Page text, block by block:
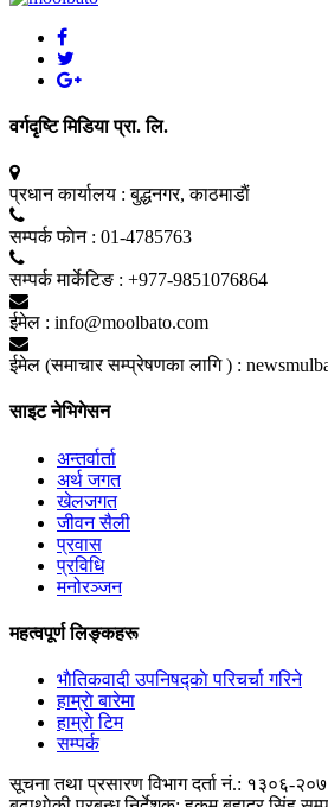
वर्गदृष्टि मिडिया प्रा. लि.
प्रधान कार्यालय : बुद्धनगर, काठमाडाैं
सम्पर्क फाेन : 01-4785763
सम्पर्क मार्केटिङ : +977-9851076864
ईमेल : info@moolbato.com
ईमेल (समाचार सम्प्रेषणका लागि ) :
साइट नेभिगेसन
अन्तर्वार्ता
अर्थ जगत
खेलजगत
जीवन सैली
प्रवास
प्रविधि
मनोरञ्जन
महत्वपूर्ण लिङ्कहरू
भाैतिकवादी उपनिषद्काे परिचर्चा गरिने
हाम्राे बारेमा
हाम्राे टिम
सम्पर्क
सूचना तथा प्रसारण विभाग दर्ता नं.: १३०६-